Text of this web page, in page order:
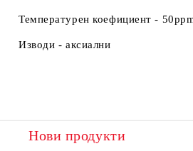
Температурен коефициент -
Изводи -аксиални
Нови продукти